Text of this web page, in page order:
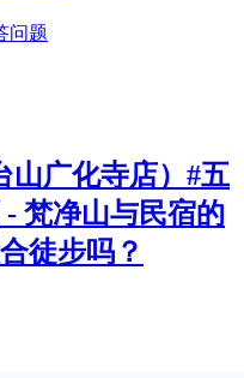
问题
山广化寺店）#五
梵净山与民宿的
徒步吗？